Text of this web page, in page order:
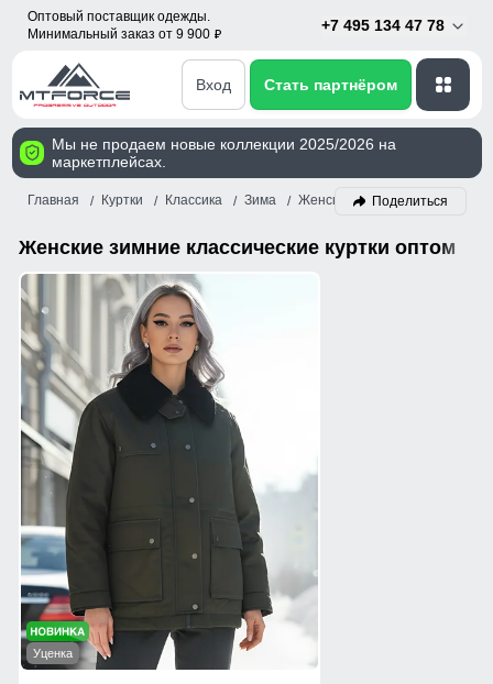
Оптовый поставщик одежды.
Минимальный заказ от 9 900 p
+7 495 134 47 78
Вход Стать партнёром
Мы не продаем новые коллекции 2025/2026 на
маркетплейсах.
Главная Куртки Классика Зима Женский Поделиться
Женские зимние классические куртки оптом
Уценка